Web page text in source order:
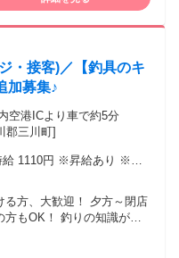
・接客)／【釣具のキ
加募集♪
空港ICより車で約5分
郡三川町]
給あり ※高
る方、大歓迎！ 夕方～閉店